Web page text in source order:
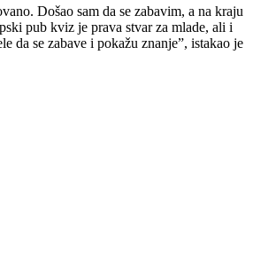
Došao sam da se zabavim, a na kraju
pub kviz je prava stvar za mlade, ali i
da se zabave i pokažu znanje”, istakao je